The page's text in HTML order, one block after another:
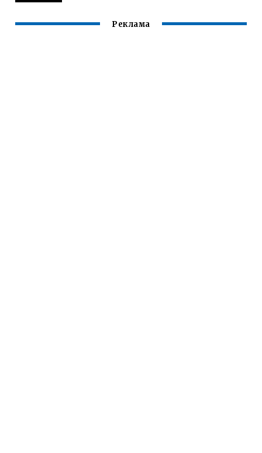
Реклама